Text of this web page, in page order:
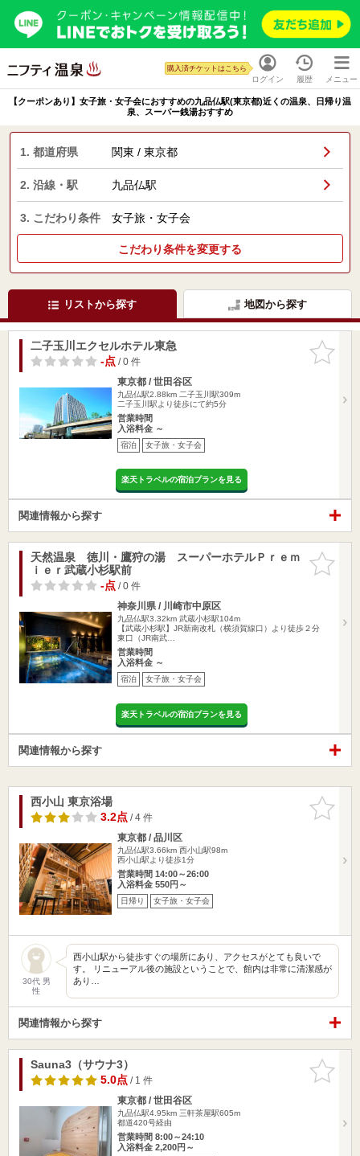
ログイン
購入済チケットはこちら
履歴 メニュー
【クーポンあり】女子旅・女子会におすすめの九品仏駅(東京都)近くの温泉、日帰り温
泉、スーパー銭湯おすすめ
1. 都道府県 関東 / 東京都
2. 沿線・駅 九品仏駅
3. こだわり条件 女子旅・女子会
こだわり条件を変更する
リストから探す 地図から探す
お気に入
りに追加
二子玉川エクセルホテル東急
-点/ 0 件
東京都 / 世田谷区
九品仏駅2.88km 二子玉川駅309m
二子玉川駅より徒歩にて約5分
営業時間
入浴料金 ～
宿泊 女子旅・女子会
楽天トラベルの宿泊プランを見る
関連情報から探す
お気に入
りに追加
天然温泉 徳川・鷹狩の湯 スーパーホテルＰｒｅｍ
ｉｅｒ武蔵小杉駅前
-点/ 0 件
神奈川県 / 川崎市中原区
九品仏駅3.32km 武蔵小杉駅104m
【武蔵小杉駅】JR新南改札（横須賀線口）より徒歩２分
東口（JR南武…
営業時間
入浴料金 ～
宿泊 女子旅・女子会
楽天トラベルの宿泊プランを見る
関連情報から探す
お気に入
りに追加
西小山 東京浴場
3.2点/ 4 件
東京都 / 品川区
九品仏駅3.66km 西小山駅98m
西小山駅より徒歩1分
営業時間 14:00～26:00
入浴料金 550円～
日帰り 女子旅・女子会
30代 男
性
西小山駅から徒歩すぐの場所にあり、アクセスがとても良いで
す。 リニューアル後の施設ということで、館内は非常に清潔感が
あり…
関連情報から探す
お気に入
りに追加
Sauna3（サウナ3）
5.0点/ 1 件
東京都 / 世田谷区
九品仏駅4.95km 三軒茶屋駅605m
都道420号経由
営業時間 8:00～24:10
入浴料金 2,200円～